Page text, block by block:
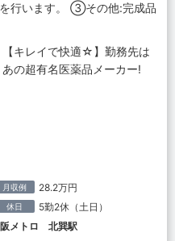
行います。 ③その他:完成品
【キレイで快適☆】勤務先は
あの超有名医薬品メーカー!
月収例 28.2万円
休日 5勤2休（土日）
阪メトロ 北巽駅